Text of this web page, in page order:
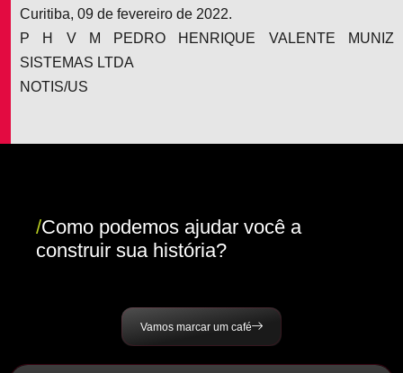
Curitiba, 09 de fevereiro de 2022.
P H V M PEDRO HENRIQUE VALENTE MUNIZ
SISTEMAS LTDA
NOTIS/US
/Como podemos ajudar você a
construir sua história?
Vamos marcar um café